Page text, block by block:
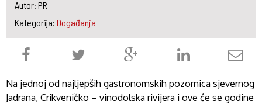
Autor: PR
Kategorija: Događanja
Na jednoj od najljepših gastronomskih pozornica sjevernog
Jadrana, Crikveničko – vinodolska rivijera i ove će se godine